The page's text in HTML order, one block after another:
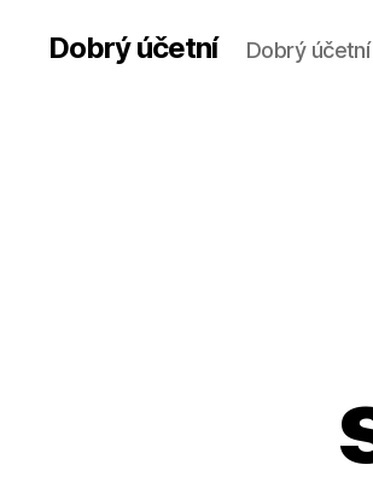
Dobrý účetní Dobrý